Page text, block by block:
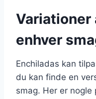
Variationer
enhver
Enchiladas kan
du kan finde en
smag. Her er